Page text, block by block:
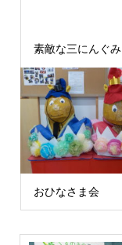
素敵な三にんぐみ
おひなさま会